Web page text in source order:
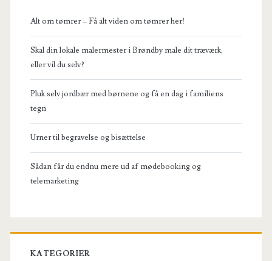
Alt om tømrer – Få alt viden om tømrer her!
Skal din lokale malermester i Brøndby male dit træværk,
eller vil du selv?
Pluk selv jordbær med børnene og få en dag i familiens
tegn
Urner til begravelse og bisættelse
Sådan får du endnu mere ud af mødebooking og
telemarketing
KATEGORIER